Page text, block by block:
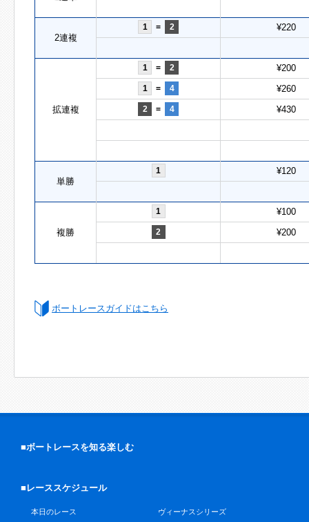
2連複
1 = 2 ¥220
拡連複
1 = 2 ¥200
1 = 4 ¥260
2 = 4 ¥430
単勝
1 ¥120
複勝
1 ¥100
2 ¥200
ボートレースガイドはこちら
■ボートレースを知る楽しむ
■レーススケジュール
本日のレース
ヴィーナスシリーズ